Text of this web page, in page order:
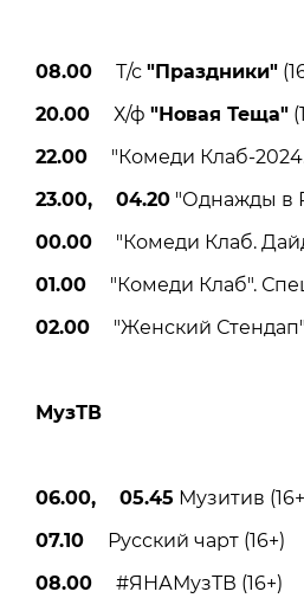
08.00 Т/с "Праздники"
20.00 Х/ф "Новая Теща"
22.00 "Комеди Клаб-
23.00, 04.20 "Однажды в
00.00 "Комеди Клаб.
01.00 "Комеди Клаб".
02.00 "Женский Стендап"
МузТВ
06.00, 05.45 Музитив
07.10 Русский чарт (16+)
08.00 #ЯНАМузТВ (16+)